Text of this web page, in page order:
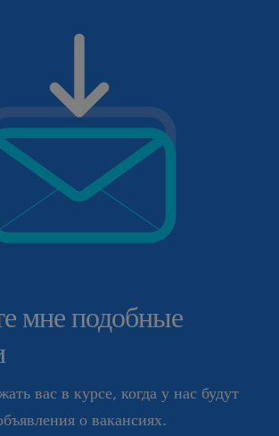
мне подобные
вас в курсе, когда у нас будут
о вакансиях.